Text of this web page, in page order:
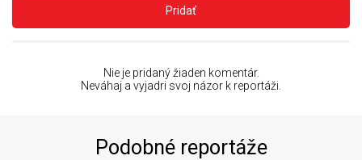
Pridať
Nie je pridaný žiaden komentár.
Neváhaj a vyjadri svoj názor k reportáži.
Podobné reportáže